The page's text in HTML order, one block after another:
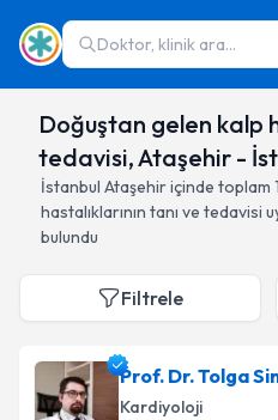
Doktor, klinik ara...
Doğuştan gelen kalp
tedavisi, Ataşehir -
İstanbul Ataşehiriçinde toplam
hastalıklarının tanı ve tedavisi
bulundu
Filtrele
Prof. Dr. Tolga
Kardiyoloji